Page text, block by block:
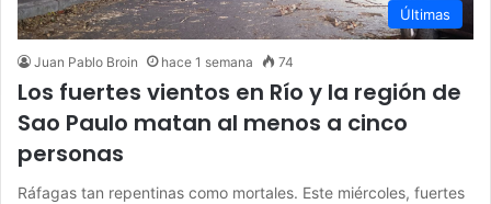
Últimas
Juan Pablo Broin hace 1 semana 74
Los fuertes vientos en Río y la región de
Sao Paulo matan al menos a cinco
personas
Ráfagas tan repentinas como mortales. Este miércoles, fuertes